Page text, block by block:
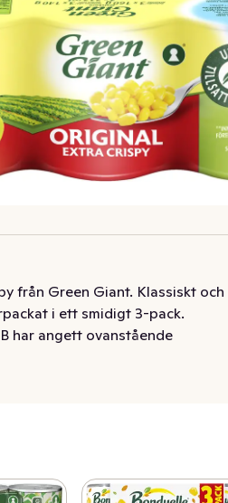
från Green Giant. Klassiskt och
i ett smidigt 3-pack.
har angett ovanstående